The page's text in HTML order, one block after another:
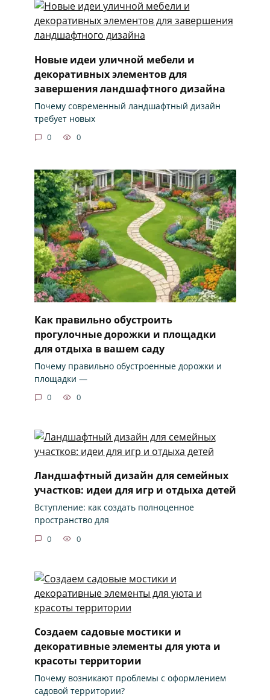
Новые идеи уличной мебели и
декоративных элементов для
завершения ландшафтного дизайна
Почему современный ландшафтный дизайн
требует новых
0 0
Как правильно обустроить
прогулочные дорожки и площадки
для отдыха в вашем саду
Почему правильно обустроенные дорожки и
площадки —
0 0
Ландшафтный дизайн для семейных
участков: идеи для игр и отдыха детей
Вступление: как создать полноценное
пространство для
0 0
Создаем садовые мостики и
декоративные элементы для уюта и
красоты территории
Почему возникают проблемы с оформлением
садовой территории?